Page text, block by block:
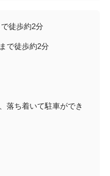
徒歩約2分
で徒歩約2分
落ち着いて駐車ができ